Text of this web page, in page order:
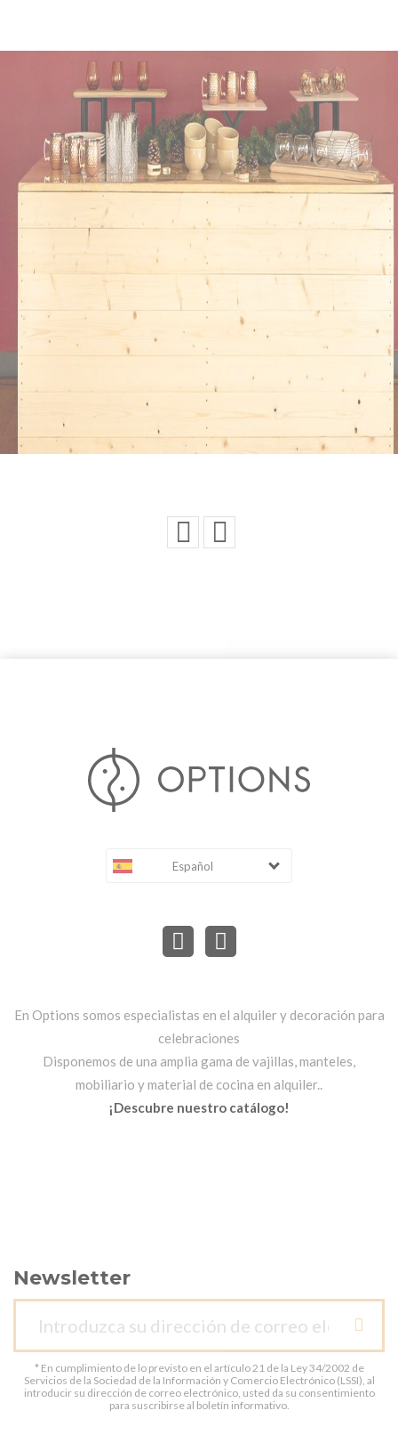
Español
En Options somos especialistas en el alquiler y decoración para
celebraciones
Disponemos de una amplia gama de vajillas, manteles,
mobiliario y material de cocina en alquiler..
¡Descubre nuestro catálogo!
Newsletter
* En cumplimiento de lo previsto en el artículo 21 de la Ley 34/2002 de
Servicios de la Sociedad de la Información y Comercio Electrónico (LSSI), al
introducir su dirección de correo electrónico, usted da su consentimiento
para suscribirse al boletín informativo.